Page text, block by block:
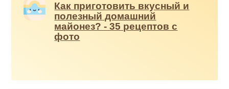
Как приготовить вкусный и
полезный домашний
майонез? - 35 рецептов с
фото